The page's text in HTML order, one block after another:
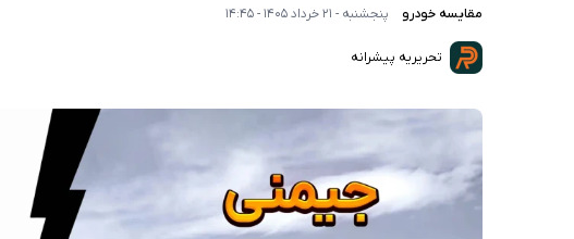
مقایسه خودرو پنجشنبه - 21 خرداد 1405 - 14:45
تحریریه پیشرانه